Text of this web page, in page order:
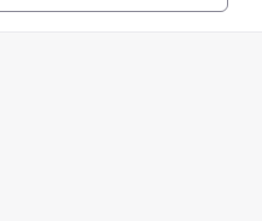
に、 どこか懐かしい、